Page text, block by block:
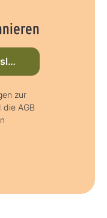
anmelden
zur
die AGB